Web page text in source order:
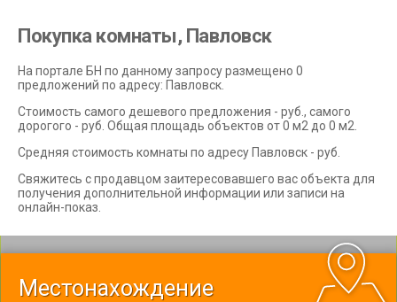
Покупка комнаты, Павловск
На портале БН по данному запросу размещено 0
предложений по адресу: Павловск.
Стоимость самого дешевого предложения - руб., самого
дорогого - руб. Общая площадь объектов от 0 м2 до 0 м2.
Средняя стоимость комнаты по адресу Павловск - руб.
Свяжитесь с продавцом заитересовавшего вас объекта для
получения дополнительной информации или записи на
онлайн-показ.
Местонахождение